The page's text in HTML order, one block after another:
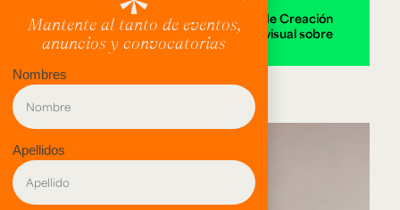
Alejandra Isabella Londoño ganó la Beca de Creación
2026 con Destierra, una instalación audiovisual sobre
memoria y territorio.
evento